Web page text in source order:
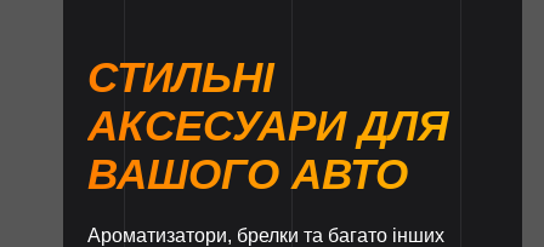
СТИЛЬНІ
АКСЕСУАРИ ДЛЯ
ВАШОГО АВТО
Ароматизатори, брелки та багато інших